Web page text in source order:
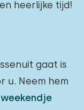
heerlijke tijd!
gaat is
u. Neem hem
weekendje